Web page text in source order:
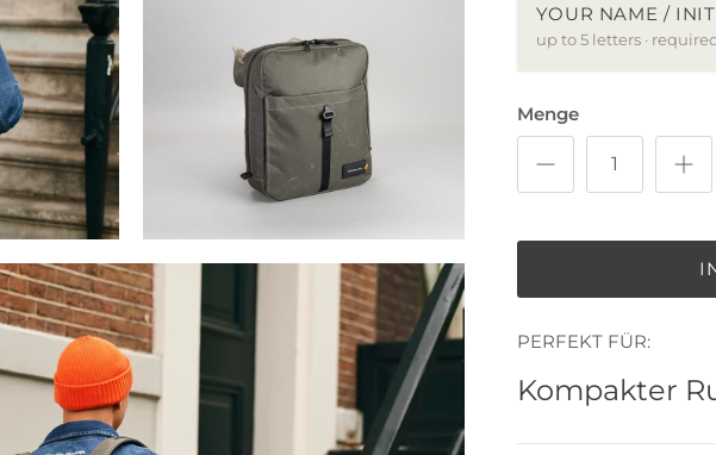
YOUR NAME /
up to 5 letters ·
Menge
PERFEKT FÜR:
Kompakter